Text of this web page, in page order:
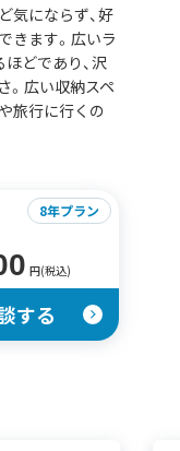
気にならず、好
きます。広いラ
どであり、沢
。広い収納スペ
旅行に行くの
円(税込)
8年プラン
する